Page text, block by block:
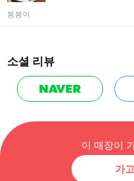
봉봉이
소셜 리뷰
이 매장이
가